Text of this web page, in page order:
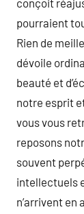
conçoit
pourraient
Rien de
dévoile
beauté et
notre esprit
vous vous
reposons
souvent
intellectuels
n’arrivent en